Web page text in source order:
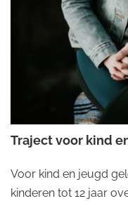
Traject voor kind
Voor kind en jeugd
kinderen tot 12 jaar